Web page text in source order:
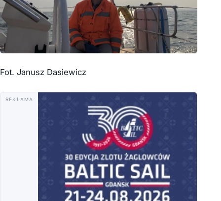
Fot. Janusz Dasiewicz
REKLAMA